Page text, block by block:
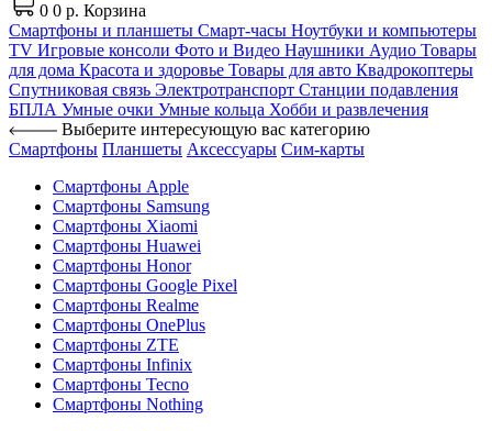
0 0 р. Корзина
Смартфоны и планшеты Смарт-часы Ноутбуки и компьютеры
TV Игровые консоли Фото и Видео Наушники Аудио Товары
для дома Красота и здоровье Товары для авто Квадрокоптеры
Спутниковая связь Электротранспорт Станции подавления
БПЛА Умные очки Умные кольца Хобби и развлечения
Выберите интересующую вас категорию
Смартфоны Планшеты Аксессуары Сим-карты
Смартфоны Apple
Смартфоны Samsung
Смартфоны Xiaomi
Смартфоны Huawei
Смартфоны Honor
Смартфоны Google Pixel
Смартфоны Realme
Смартфоны OnePlus
Смартфоны ZTE
Смартфоны Infinix
Смартфоны Tecno
Смартфоны Nothing